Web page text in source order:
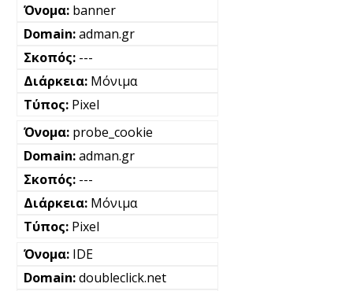
banner
adman.gr
---
Μόνιμα
Pixel
probe_cookie
adman.gr
---
Μόνιμα
Pixel
IDE
doubleclick.net